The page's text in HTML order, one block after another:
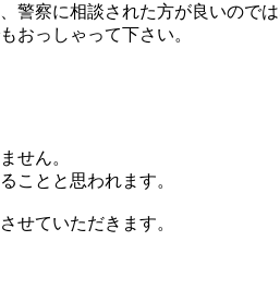
察に相談された方が良いのでは
おっしゃって下さい。
せん。
ことと思われます。
せていただきます。